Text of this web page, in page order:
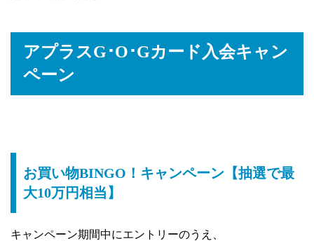
アプラスG･O･Gカード入会キャン
ペーン
お買い物BINGO！キャンペーン【抽選で最
大10万円相当】
キャンペーン期間中にエントリーのうえ、